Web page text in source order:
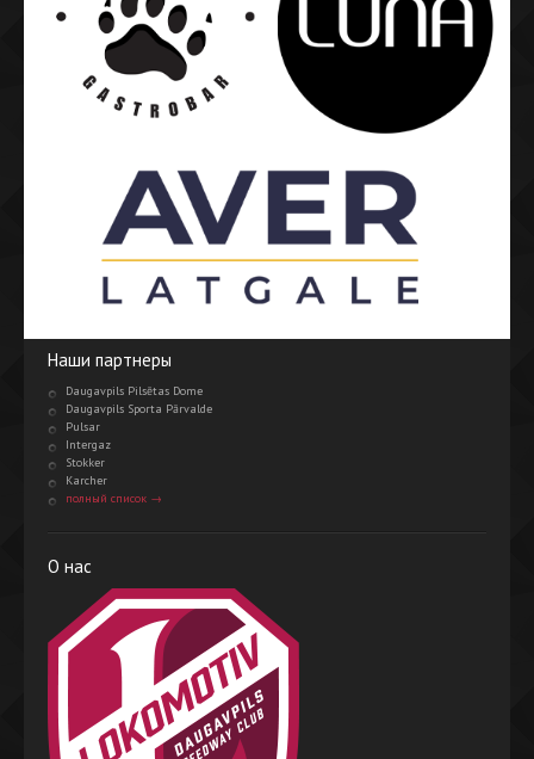
Наши партнеры
Daugavpils Pilsētas Dome
Daugavpils Sporta Pārvalde
Pulsar
Intergaz
Stokker
Karcher
полный список →
О нас